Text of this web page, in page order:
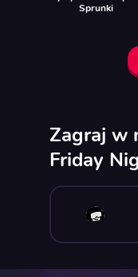
Sprunki
Zagraj w
Friday